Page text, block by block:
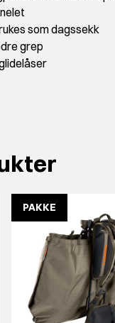
som dagssekk
grep
PAKKE